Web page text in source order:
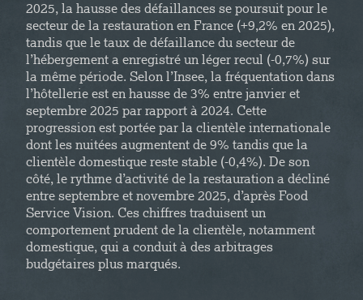
2025, la hausse des défaillances se poursuit pour le
secteur de la restauration en France (+9,2% en 2025),
tandis que le taux de défaillance du secteur de
l’hébergement a enregistré un léger recul (-0,7%) sur
la même période. Selon l’Insee, la fréquentation dans
l’hôtellerie est en hausse de 3% entre janvier et
septembre 2025 par rapport à 2024. Cette
progression est portée par la clientèle internationale
dont les nuitées augmentent de 9% tandis que la
clientèle domestique reste stable (-0,4%). De son
côté, le rythme d’activité de la restauration a décliné
entre septembre et novembre 2025, d’après Food
Service Vision. Ces chiffres traduisent un
comportement prudent de la clientèle, notamment
domestique, qui a conduit à des arbitrages
budgétaires plus marqués.